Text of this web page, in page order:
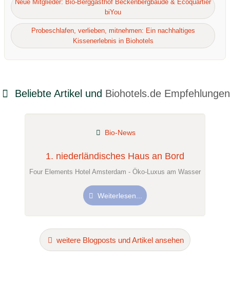
Beliebte Artikel und Biohotels.de Empfehlungen
1. niederländisches Haus an Bord
Bio-News
Four Elements Hotel Amsterdam - Öko-Luxus am Wasser
Weiterlesen...
weitere Blogposts und Artikel ansehen
Neue Mitglieder: Bio-Berggasthof Beckenbergbaude & Ecoquartier
biYou
Probeschlafen, verlieben, mitnehmen: Ein nachhaltiges
Kissenerlebnis in Biohotels